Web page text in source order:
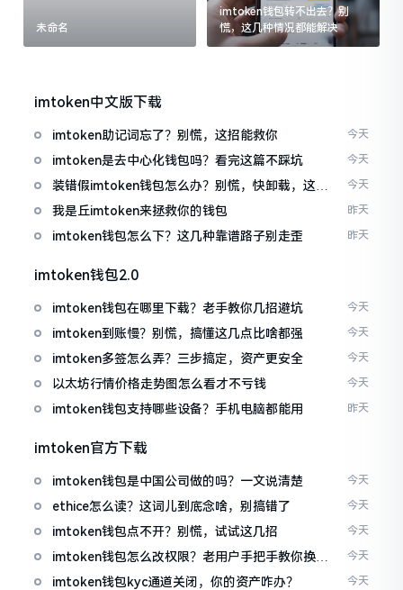
未命名
imtoken钱包转不出去？别
慌，这几种情况都能解决
imtoken中文版下载
imtoken助记词忘了？别慌，这招能救你 今天
imtoken是去中心化钱包吗？看完这篇不踩坑 今天
装错假imtoken钱包怎么办？别慌，快卸载，这几
招能救急
今天
我是丘imtoken来拯救你的钱包 昨天
imtoken钱包怎么下？这几种靠谱路子别走歪 昨天
imtoken钱包2.0
imtoken钱包在哪里下载？老手教你几招避坑 今天
imtoken到账慢？别慌，搞懂这几点比啥都强 今天
imtoken多签怎么弄？三步搞定，资产更安全 今天
以太坊行情价格走势图怎么看才不亏钱 今天
imtoken钱包支持哪些设备？手机电脑都能用 昨天
imtoken官方下载
imtoken钱包是中国公司做的吗？一文说清楚 今天
ethice怎么读？这词儿到底念啥，别搞错了 今天
imtoken钱包点不开？别慌，试试这几招 今天
imtoken钱包怎么改权限？老用户手把手教你换主
人
今天
imtoken钱包kyc通道关闭，你的资产咋办？ 今天